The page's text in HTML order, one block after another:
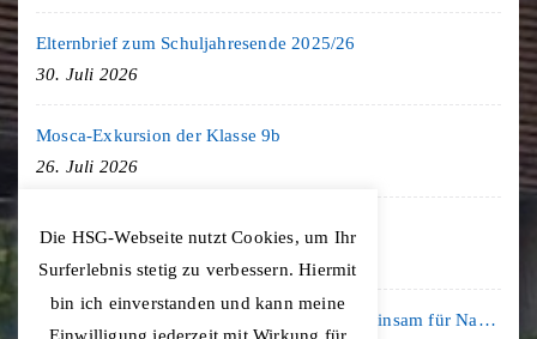
Elternbrief zum Schuljahresende 2025/26
30. Juli 2026
Mosca-Exkursion der Klasse 9b
26. Juli 2026
Freiburg-Exkursion des Geschichte LK
Kooperation mit der KLIMA ARENA: Gemeinsam für Nachhaltigkeit und Klimaschutz
Die HSG-Webseite nutzt Cookies, um Ihr
Surferlebnis stetig zu verbessern. Hiermit
bin ich einverstanden und kann meine